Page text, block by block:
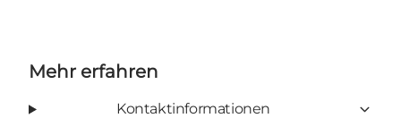
Mehr erfahren
Kontaktinformationen